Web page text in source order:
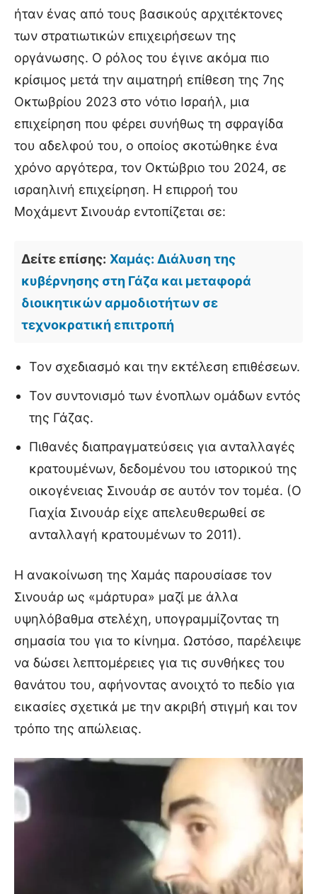
ήταν ένας από τους βασικούς αρχιτέκτονες
των στρατιωτικών επιχειρήσεων της
οργάνωσης. Ο ρόλος του έγινε ακόμα πιο
κρίσιμος μετά την αιματηρή επίθεση της 7ης
Οκτωβρίου 2023 στο νότιο Ισραήλ, μια
επιχείρηση που φέρει συνήθως τη σφραγίδα
του αδελφού του, ο οποίος σκοτώθηκε ένα
χρόνο αργότερα, τον Οκτώβριο του 2024, σε
ισραηλινή επιχείρηση. Η επιρροή του
Μοχάμεντ Σινουάρ εντοπίζεται σε:
Δείτε επίσης: Χαμάς: Διάλυση της
κυβέρνησης στη Γάζα και μεταφορά
διοικητικών αρμοδιοτήτων σε
τεχνοκρατική επιτροπή
Τον σχεδιασμό και την εκτέλεση επιθέσεων.
Τον συντονισμό των ένοπλων ομάδων εντός
της Γάζας.
Πιθανές διαπραγματεύσεις για ανταλλαγές
κρατουμένων, δεδομένου του ιστορικού της
οικογένειας Σινουάρ σε αυτόν τον τομέα. (Ο
Γιαχία Σινουάρ είχε απελευθερωθεί σε
ανταλλαγή κρατουμένων το 2011).
Η ανακοίνωση της Χαμάς παρουσίασε τον
Σινουάρ ως «μάρτυρα» μαζί με άλλα
υψηλόβαθμα στελέχη, υπογραμμίζοντας τη
σημασία του για το κίνημα. Ωστόσο, παρέλειψε
να δώσει λεπτομέρειες για τις συνθήκες του
θανάτου του, αφήνοντας ανοιχτό το πεδίο για
εικασίες σχετικά με την ακριβή στιγμή και τον
τρόπο της απώλειας.